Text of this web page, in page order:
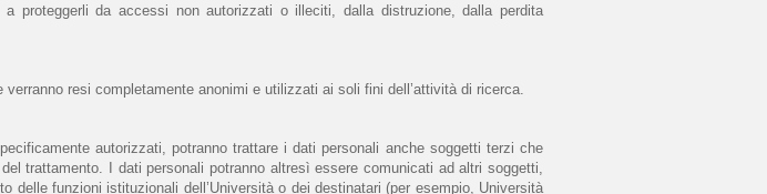
proteggerli da accessi non autorizzati o illeciti, dalla distruzione, dalla perdita
resi completamente anonimi e utilizzati ai soli fini dell’attività di ricerca.
autorizzati, potranno trattare i dati personali anche soggetti terzi che
trattamento. I dati personali potranno altresì essere comunicati ad altri soggetti,
delle funzioni istituzionali dell’Università o dei destinatari (per esempio, Università